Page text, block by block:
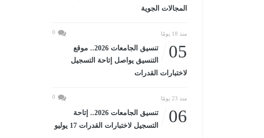
المجالات الجوية
منذ 18 يومًا 0
05
تنسيق الجامعات 2026.. موقع
التنسيق يواصل إتاحة التسجيل
لاختبارات القدرات
منذ 23 يومًا 0
06
تنسيق الجامعات 2026.. إتاحة
التسجيل لاختبارات القدرات 17 يوليو